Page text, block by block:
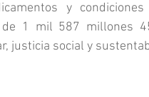
y
de 1 mil 587 millones
justicia social y